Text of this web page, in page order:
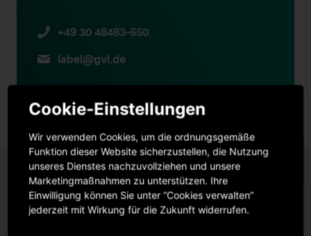
+49 30 48483-650
label@gvl.de
Cookie-Einstellungen
Wir verwenden Cookies, um die ordnungsgemäße
Funktion dieser Website sicherzustellen, die Nutzung
unseres Dienstes nachzuvollziehen und unsere
Marketingmaßnahmen zu unterstützen. Ihre
Einwilligung können Sie unter “Cookies verwalten”
jederzeit mit Wirkung für die Zukunft widerrufen.